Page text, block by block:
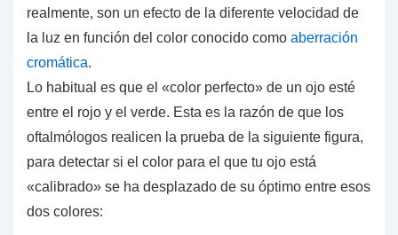
realmente, son un efecto de la diferente velocidad de
la luz en función del color conocido como aberración
cromática.
Lo habitual es que el «color perfecto» de un ojo esté
entre el rojo y el verde. Esta es la razón de que los
oftalmólogos realicen la prueba de la siguiente figura,
para detectar si el color para el que tu ojo está
«calibrado» se ha desplazado de su óptimo entre esos
dos colores: